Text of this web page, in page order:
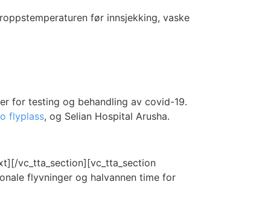
før innsjekking, vaske
for testing og behandling av covid-19.
flyplass, og Selian Hospital Arusha.
vc_tta_section][vc_tta_section
flyvninger og halvannen time for